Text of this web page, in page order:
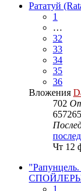
Рататуй
1
…
32
33
34
35
36
Вложения
702
657265
Чт 12
1